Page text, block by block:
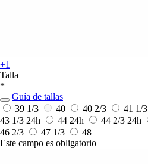
+1
Talla
*
Guía de tallas
39 1/3
40 40 2/3 41 1/3
43 1/3 24h 44 24h 44 2/3 24h
46 2/3
47 1/3
48
Este campo es obligatorio